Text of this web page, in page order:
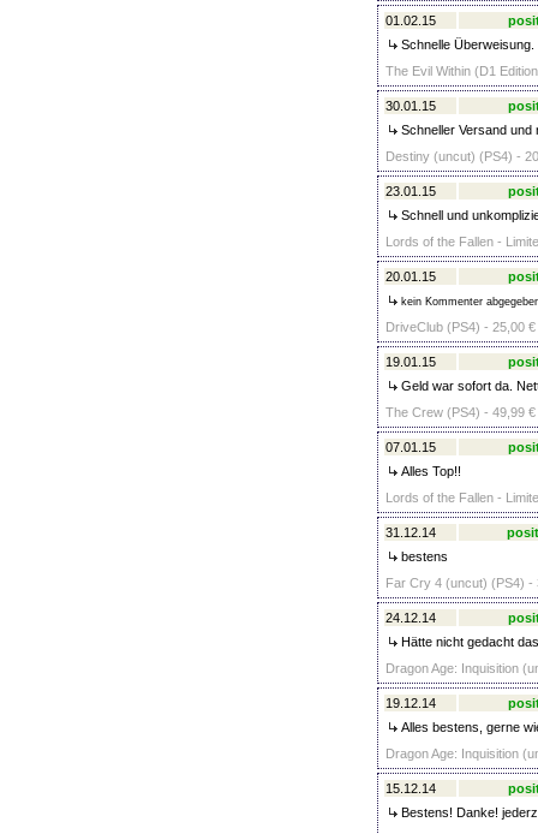
01.02.15
Schnelle
The Evil Within (D1
30.01.15
Schneller Versand und
Destiny (uncut) (PS4) -
23.01.15
Schnell und
Lords of the Fallen -
20.01.15
kein Kommenter
DriveClub (PS4) - 25,00 €
19.01.15
Geld war sofort da.
The Crew (PS4) - 49,99 €
07.01.15
Alles Top!!
Lords of the Fallen -
31.12.14
bestens
Far Cry 4 (uncut) (PS4) -
24.12.14
Hätte nicht gedacht
Dragon Age: Inquisition
19.12.14
Alles bestens, gerne
Dragon Age: Inquisition
15.12.14
Bestens! Danke!